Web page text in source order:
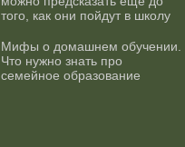
того, как они пойдут в школу
Мифы о домашнем обучении.
Что нужно знать про
семейное образование